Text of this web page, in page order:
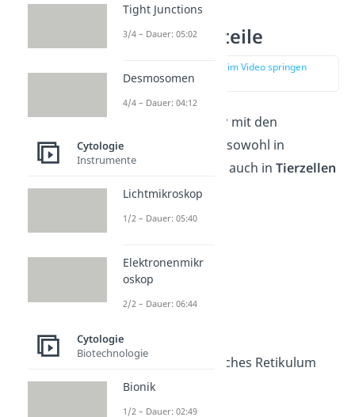
Allgemeine
Zellbestandteile
zur Stelle im Video springen
(02:40)
Jetzt geht es weiter mit den
Zellorganellen, die sowohl in
Pflanzenzellen
, als auch inTierzellen
vorkommen:
Zellmembran
Cytoskelett
Endoplasmatisches Retikulum
Ribosomen
Golgi-Apparat
Tight Junctions
3/4 – Dauer: 05:02
Desmosomen
4/4 – Dauer: 04:12
Cytologie
Instrumente
Lichtmikroskop
1/2 – Dauer: 05:40
Elektronenmikr
oskop
2/2 – Dauer: 06:44
Cytologie
Biotechnologie
Bionik
1/2 – Dauer: 02:49